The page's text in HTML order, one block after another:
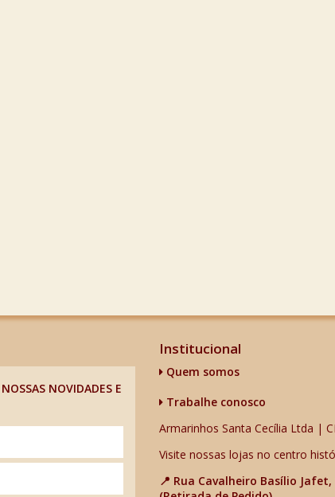
NOVIDADES E
Institucional
Quem somos
Trabalhe conosco
Armarinhos Santa Cecília Ltda |
Visite nossas lojas no centro
📍 Rua Cavalheiro Basílio Jafet,